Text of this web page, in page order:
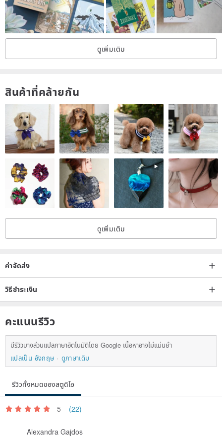
ดูเพิ่มเติม
สินค้าที่คล้ายกัน
ดูเพิ่มเติม
ค่าจัดส่ง
วิธีชำระเงิน
คะแนนรีวิว
มีรีวิวบางส่วนแปลภาษาอัตโนมัติโดย Google เนื้อหาอาจไม่แม่นยำ
แปลเป็น อังกฤษ
ดูภาษาเดิม
รีวิวทั้งหมดของสตูดิโอ
5 (22)
Alexandra Gajdos